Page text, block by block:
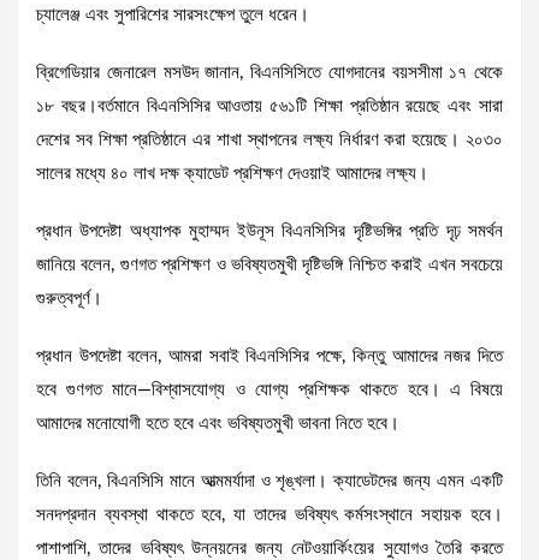
চ্যালেঞ্জ এবং সুপারিশের সারসংক্ষেপ তুলে ধরেন।
ব্রিগেডিয়ার জেনারেল মসউদ জানান, বিএনসিসিতে যোগদানের বয়সসীমা ১৭ থেকে
১৮ বছর।বর্তমানে বিএনসিসির আওতায় ৫৬১টি শিক্ষা প্রতিষ্ঠান রয়েছে এবং সারা
দেশের সব শিক্ষা প্রতিষ্ঠানে এর শাখা স্থাপনের লক্ষ্য নির্ধারণ করা হয়েছে। ২০৩০
সালের মধ্যে ৪০ লাখ দক্ষ ক্যাডেট প্রশিক্ষণ দেওয়াই আমাদের লক্ষ্য।
প্রধান উপদেষ্টা অধ্যাপক মুহাম্মদ ইউনূস বিএনসিসির দৃষ্টিভঙ্গির প্রতি দৃঢ় সমর্থন
জানিয়ে বলেন, গুণগত প্রশিক্ষণ ও ভবিষ্যতমুখী দৃষ্টিভঙ্গি নিশ্চিত করাই এখন সবচেয়ে
গুরুত্বপূর্ণ।
প্রধান উপদেষ্টা বলেন, আমরা সবাই বিএনসিসির পক্ষে, কিন্তু আমাদের নজর দিতে
হবে গুণগত মানে—বিশ্বাসযোগ্য ও যোগ্য প্রশিক্ষক থাকতে হবে। এ বিষয়ে
আমাদের মনোযোগী হতে হবে এবং ভবিষ্যতমুখী ভাবনা নিতে হবে।
তিনি বলেন, বিএনসিসি মানে আত্মমর্যাদা ও শৃঙ্খলা। ক্যাডেটদের জন্য এমন একটি
সনদপ্রদান ব্যবস্থা থাকতে হবে, যা তাদের ভবিষ্যৎ কর্মসংস্থানে সহায়ক হবে।
পাশাপাশি, তাদের ভবিষ্যৎ উন্নয়নের জন্য নেটওয়ার্কিংয়ের সুযোগও তৈরি করতে